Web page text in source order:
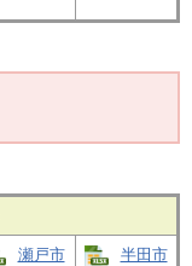
瀬戸市 半田市